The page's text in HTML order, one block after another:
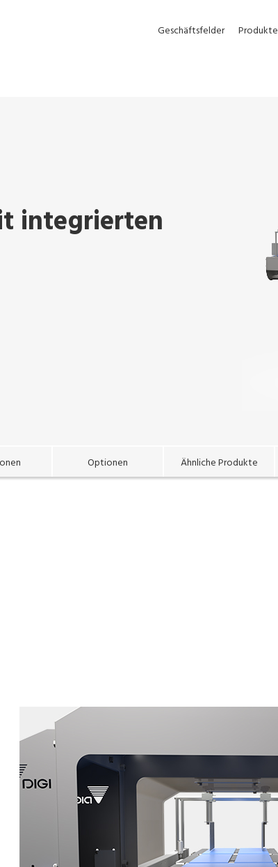
Geschäftsfelder Produkte
integrierten
Optionen Ähnliche Produkte